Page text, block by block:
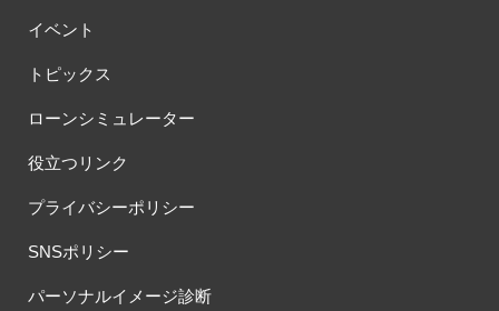
イベント
トピックス
ローンシミュレーター
役立つリンク
プライバシーポリシー
SNSポリシー
パーソナルイメージ診断